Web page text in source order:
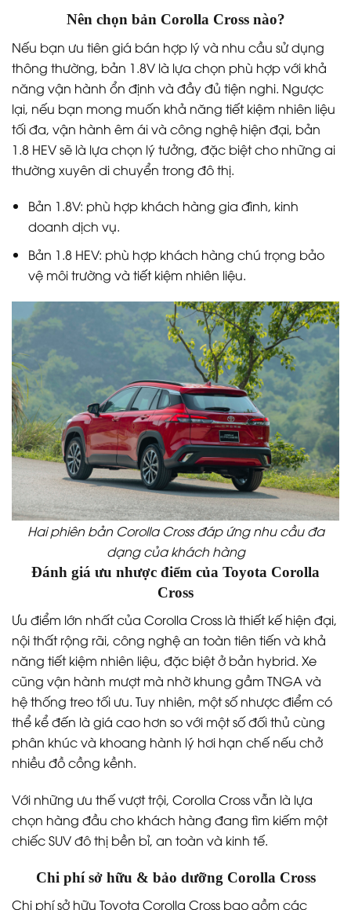
Nên chọn bản Corolla Cross nào?
Nếu bạn ưu tiên giá bán hợp lý và nhu cầu sử dụng
thông thường, bản 1.8V là lựa chọn phù hợp với khả
năng vận hành ổn định và đầy đủ tiện nghi. Ngược
lại, nếu bạn mong muốn khả năng tiết kiệm nhiên liệu
tối đa, vận hành êm ái và công nghệ hiện đại, bản
1.8 HEV sẽ là lựa chọn lý tưởng, đặc biệt cho những ai
thường xuyên di chuyển trong đô thị.
Bản 1.8V: phù hợp khách hàng gia đình, kinh
doanh dịch vụ.
Bản 1.8 HEV: phù hợp khách hàng chú trọng bảo
vệ môi trường và tiết kiệm nhiên liệu.
Hai phiên bản Corolla Cross đáp ứng nhu cầu đa
dạng của khách hàng
Đánh giá ưu nhược điểm của Toyota Corolla
Cross
Ưu điểm lớn nhất của Corolla Cross là thiết kế hiện đại,
nội thất rộng rãi, công nghệ an toàn tiên tiến và khả
năng tiết kiệm nhiên liệu, đặc biệt ở bản hybrid. Xe
cũng vận hành mượt mà nhờ khung gầm TNGA và
hệ thống treo tối ưu. Tuy nhiên, một số nhược điểm có
thể kể đến là giá cao hơn so với một số đối thủ cùng
phân khúc và khoang hành lý hơi hạn chế nếu chở
nhiều đồ cồng kềnh.
Với những ưu thế vượt trội, Corolla Cross vẫn là lựa
chọn hàng đầu cho khách hàng đang tìm kiếm một
chiếc SUV đô thị bền bỉ, an toàn và kinh tế.
Chi phí sở hữu & bảo dưỡng Corolla Cross
Chi phí sở hữu Toyota Corolla Cross bao gồm các